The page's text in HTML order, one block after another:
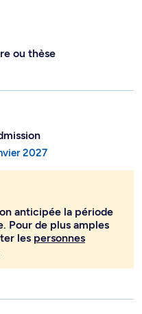
ou thèse
2027
anticipée la période
Pour de plus amples
les personnes